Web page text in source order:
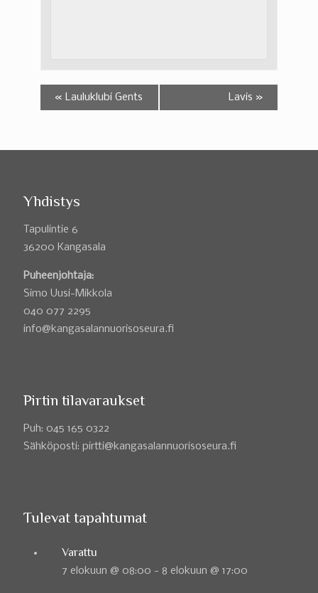
« Lauluklubi Gents Lavis »
Yhdistys
Tapulintie 6
36200 Kangasala
Puheenjohtaja:
Simo Uusi-Mikkola
040 077 2295
info@kangasalannuorisoseura.fi
Pirtin tilavaraukset
Puh: 045 165 0322
Sähköposti: pirtti@kangasalannuorisoseura.fi
Tulevat tapahtumat
Varattu
7 elokuun @ 08:00 - 8 elokuun @ 17:00